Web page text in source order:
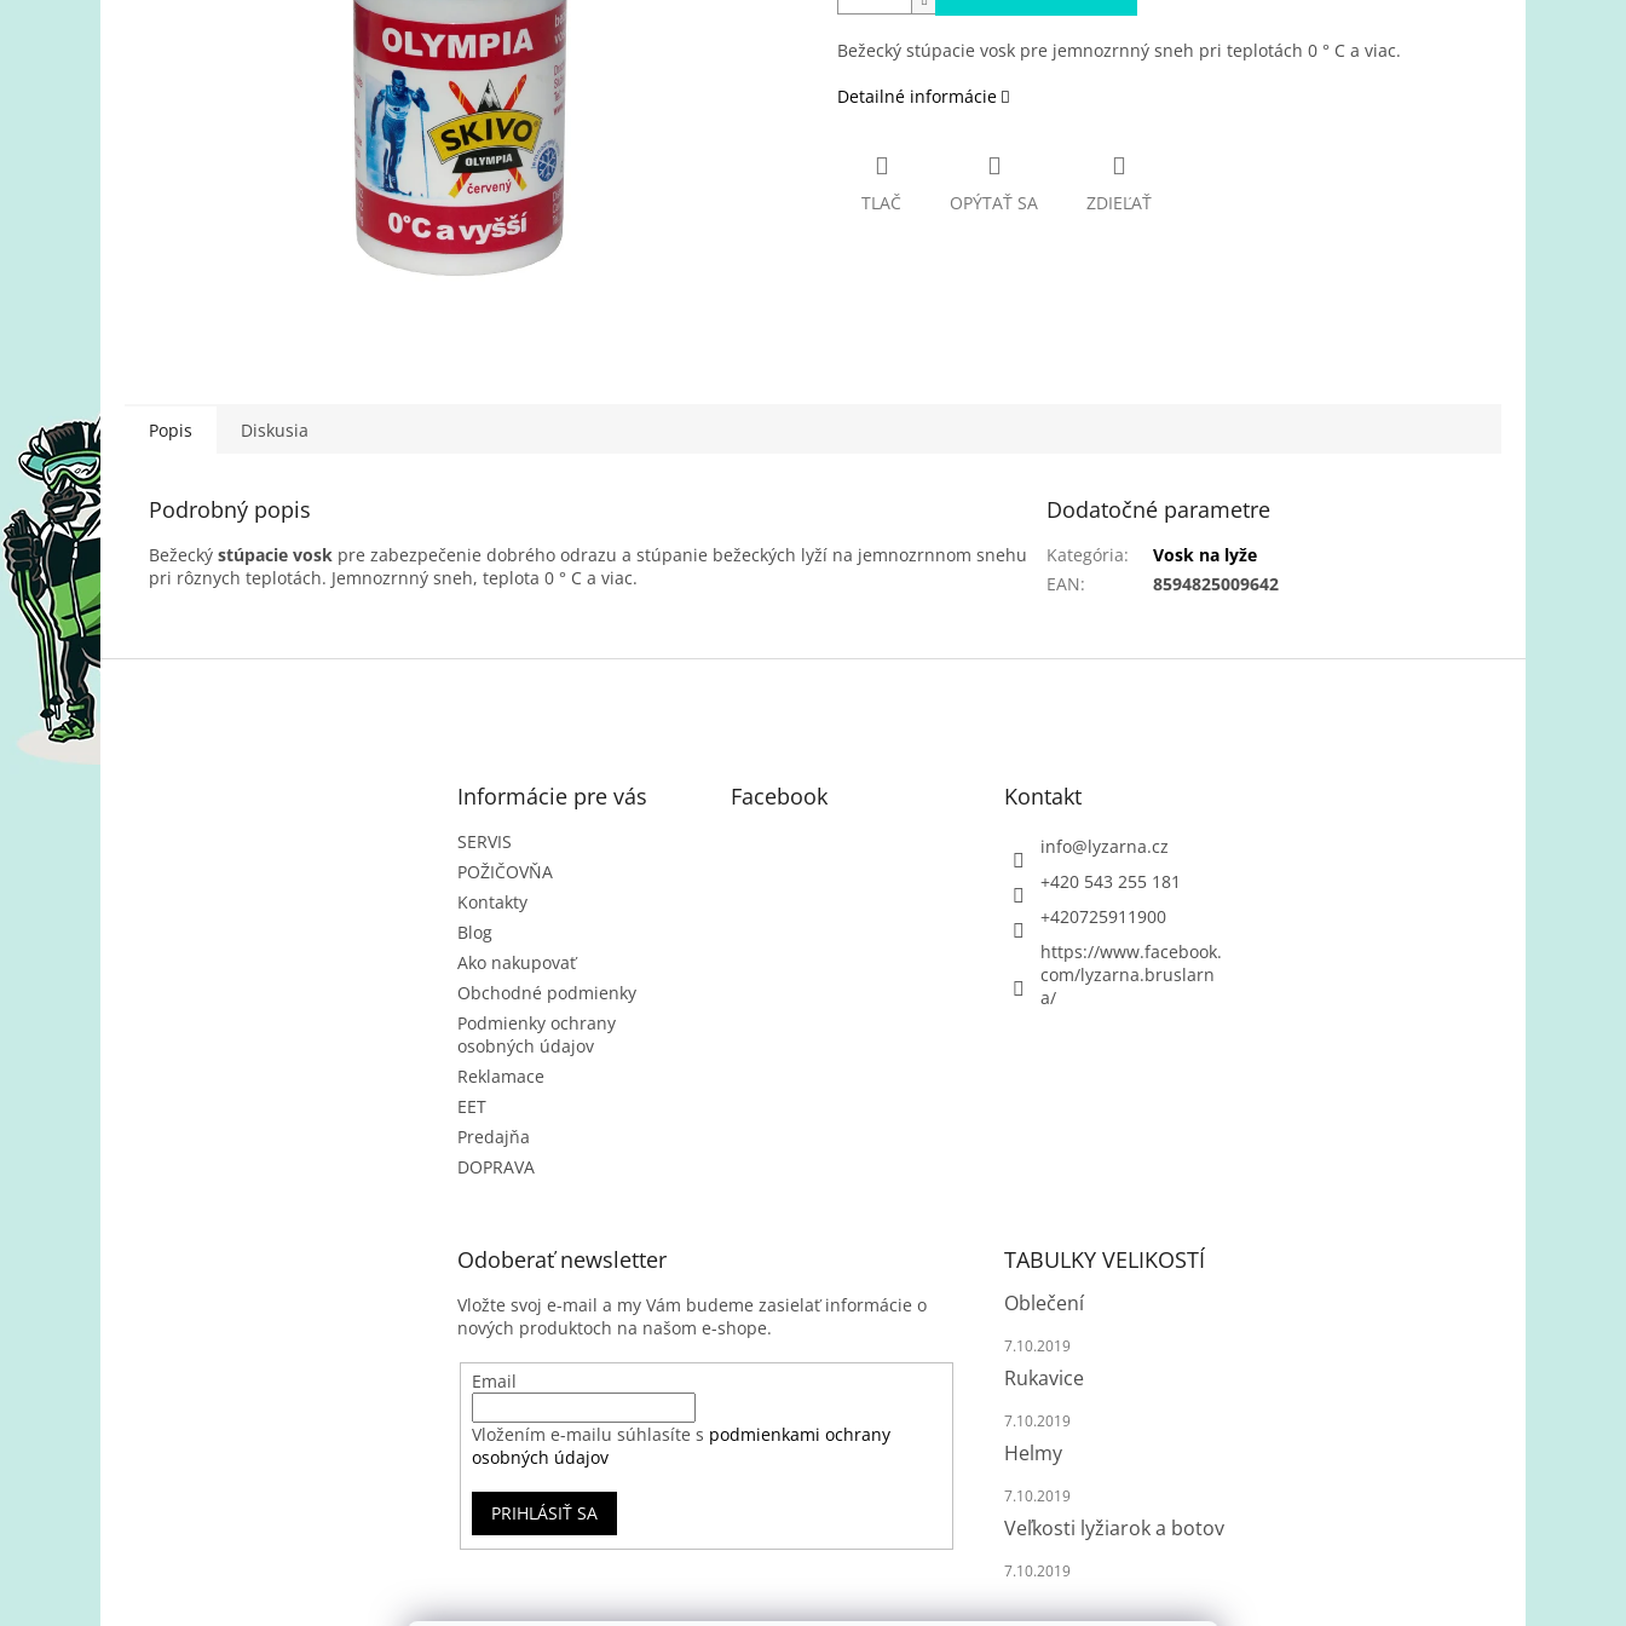
Bežecký stúpacie vosk pre jemnozrnný sneh pri teplotách 0 ° C a viac.
Detailné informácie
TLAČ OPÝTAŤ SA ZDIEĽAŤ
Popis Diskusia
Podrobný popis
Bežecký stúpacie vosk pre zabezpečenie dobrého odrazu a stúpanie bežeckých lyží na jemnozrnnom snehu
pri rôznych teplotách. Jemnozrnný sneh, teplota 0 ° C a viac.
Dodatočné parametre
Kategória:
Vosk na lyže
EAN: 8594825009642
Informácie pre vás
SERVIS
POŽIČOVŇA
Kontakty
Blog
Ako nakupovať
Obchodné podmienky
Podmienky ochrany
osobných údajov
Reklamace
EET
Predajňa
DOPRAVA
Facebook Kontakt
info@lyzarna.cz
+420 543 255 181
+420725911900
https://www.facebook.
com/lyzarna.bruslarn
a/
Odoberať newsletter
Vložte svoj e-mail a my Vám budeme zasielať informácie o
nových produktoch na našom e-shope.
Email
Vložením e-mailu súhlasíte s podmienkami ochrany
osobných údajov
PRIHLÁSIŤ SA
TABULKY VELIKOSTÍ
Oblečení
7.10.2019
Rukavice
7.10.2019
Helmy
7.10.2019
Veľkosti lyžiarok a botov
7.10.2019